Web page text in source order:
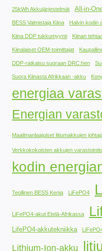
25kWh Akkujärjestelmät All-in-
BESS Valmistaja Kiina Halvin kodin
Kiina DDP tukkumyynti Kiinan
Kiinalaiset OEM-toimittajat
DDP-ratkaisu suoraan DRC:hen
Suora Kiinasta Afrikkaan -akku
energiaa
Energian
Maailmanlaajuiset litiumakkujen
Verkkokokoisten akkujen
kodin
Teollinen BESS Kenia LiFePO4
LiFePO4-akut Etelä-Afrikassa
LifePO4-akkutekniikka
Lithium-Ion-akku